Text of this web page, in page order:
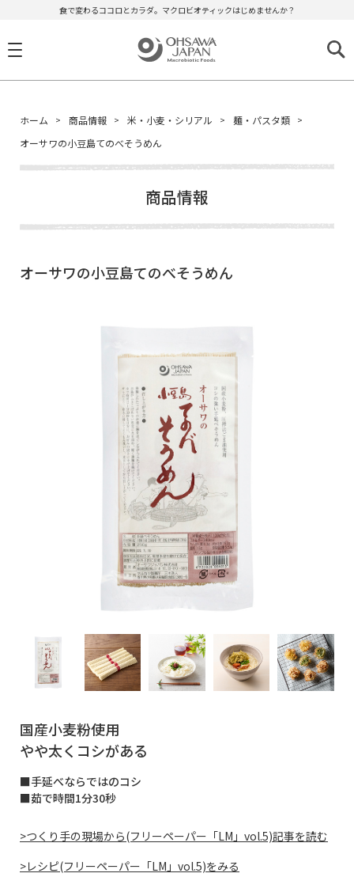
食で変わるココロとカラダ。マクロビオティックはじめませんか？
ホーム 商品情報 米・小麦・シリアル
麺・パスタ類
オーサワの小豆島てのべそうめん
商品情報
オーサワの小豆島てのべそうめん
国産小麦粉使用
やや太くコシがある
■手延べならではのコシ
■茹で時間1分30秒
>つくり手の現場から(フリーペーパー「LM」vol.5)記事を読む
>レシピ(フリーペーパー「LM」vol.5)をみる